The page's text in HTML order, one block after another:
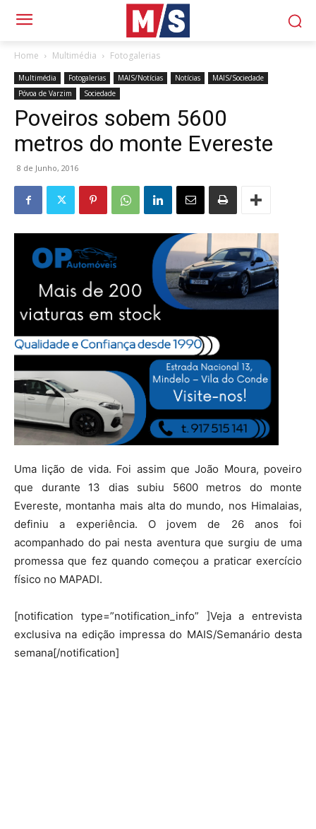
Home Multimédia Fotogalerias
Multimédia Fotogalerias MAIS/Notícias Notícias
MAIS/Sociedade
Póvoa de Varzim
Sociedade
Poveiros sobem 5600
metros do monte Evereste
8 de Junho, 2016
Uma lição de vida. Foi assim que João Moura, poveiro
que durante 13 dias subiu 5600 metros do monte
Evereste, montanha mais alta do mundo, nos Himalaias,
definiu a experiência. O jovem de 26 anos foi
acompanhado do pai nesta aventura que surgiu de uma
promessa que fez quando começou a praticar exercício
físico no MAPADI.
[notification type=”notification_info” ]Veja a entrevista
exclusiva na edição impressa do MAIS/Semanário desta
semana[/notification]